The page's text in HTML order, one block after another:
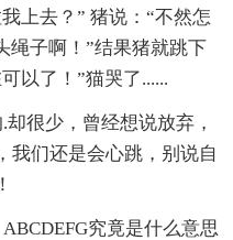
上去？” 猪说：“不然怎
绳子啊！”结果猪就跳下
以了！”猫哭了......
很少，曾经想说放弃，
我们还是会心跳，别说自
究竟是什么意思